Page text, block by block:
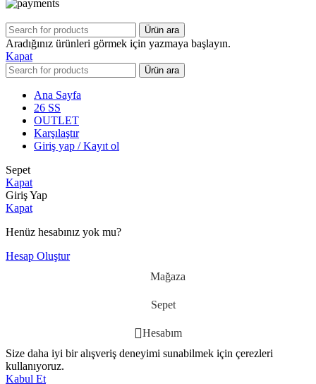
Ürün ara
Aradığınız ürünleri görmek için yazmaya başlayın.
Kapat
Ürün ara
Ana Sayfa
26 SS
OUTLET
Karşılaştır
Giriş yap / Kayıt ol
Sepet
Kapat
Giriş Yap
Kapat
Henüz hesabınız yok mu?
Hesap Oluştur
Mağaza
Sepet
Hesabım
Size daha iyi bir alışveriş deneyimi sunabilmek için çerezleri
kullanıyoruz.
Kabul Et